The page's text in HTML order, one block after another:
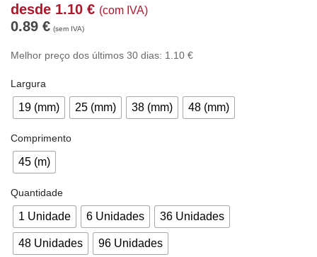
desde 1.10 € (com IVA)
0.89 € (sem IVA)
Melhor preço dos últimos 30 dias: 1.10 €
Largura
19 (mm) 25 (mm) 38 (mm) 48 (mm)
Comprimento
45 (m)
Quantidade
1 Unidade 6 Unidades 36 Unidades
48 Unidades 96 Unidades